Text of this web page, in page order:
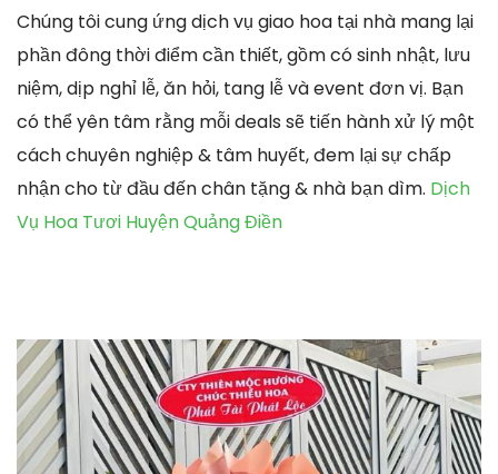
Chúng tôi cung ứng dịch vụ giao hoa tại nhà mang lại
phần đông thời điểm cần thiết, gồm có sinh nhật, lưu
niệm, dịp nghỉ lễ, ăn hỏi, tang lễ và event đơn vị. Bạn
có thể yên tâm rằng mỗi deals sẽ tiến hành xử lý một
cách chuyên nghiệp & tâm huyết, đem lại sự chấp
nhận cho từ đầu đến chân tặng & nhà bạn dìm. Dịch
Vụ Hoa Tươi Huyện Quảng Điền